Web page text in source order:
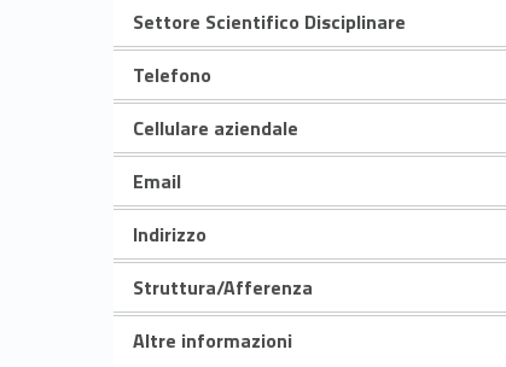
Settore Scientifico Disciplinare
Telefono
Cellulare aziendale
Email
Indirizzo
Struttura/Afferenza
Altre informazioni